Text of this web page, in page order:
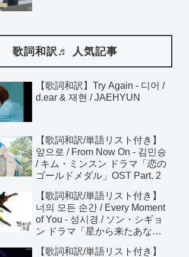
歌詞和訳♬ 人気記事
【歌詞和訳】Try Again - 디어 /
d.ear & 재현 / JAEHYUN
【歌詞和訳/単語リスト付き】
앞으로 / From Now On - 김민승
/ キム・ミンスン ドラマ「恋の
ゴールドメダル」OST Part. 2
【歌詞和訳/単語リスト付き】
너의 모든 순간 / Every Moment
of You - 성시경 / ソン・シギョ
ン ドラマ「星から来たあな
【歌詞和訳/単語リスト付き】